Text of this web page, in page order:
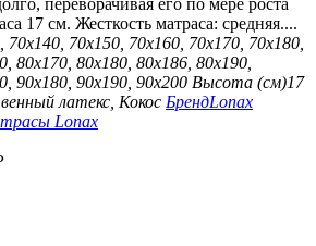
17 см. Жесткость матраса: средняя....
70х140, 70х150, 70х160, 70х170, 70х180,
80х170, 80х180, 80х186, 80х190,
90х180, 90х190, 90х200 Высота (см)17
латекс, Кокос БрендLonax
Lonax